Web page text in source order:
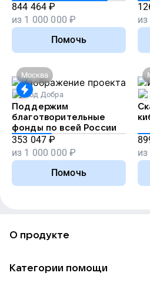
844 464 ₽
из 1 000 000 ₽
Помочь
из
Москва
Код Добра
Поддержим
благотворительные
фонды по всей России
353 047 ₽
из 1 000 000 ₽
Помочь
из
О продукте
Категории помощи